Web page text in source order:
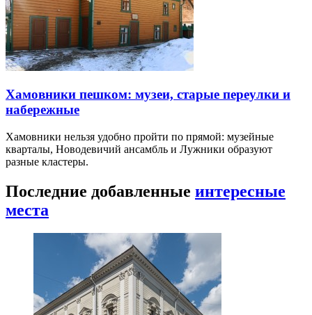
Хамовники пешком: музеи, старые переулки и
набережные
Хамовники нельзя удобно пройти по прямой: музейные
кварталы, Новодевичий ансамбль и Лужники образуют
разные кластеры.
Последние добавленные интересные
места